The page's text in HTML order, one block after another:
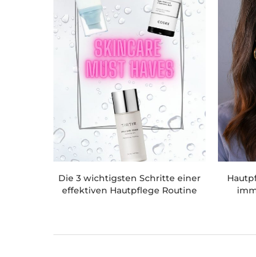
Die 3 wichtigsten Schritte einer
effektiven Hautpflege Routine